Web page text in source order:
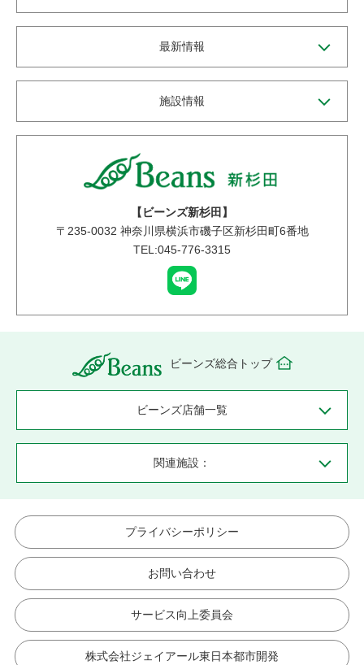
最新情報
施設情報
【ビーンズ新杉田】
〒 235-0032 神奈川県横浜市磯子区新杉田町6番地
TEL:045-776-3315
ビーンズ総合トップ
ビーンズ店舗一覧
関連施設：
プライバシーポリシー
お問い合わせ
サービス向上委員会
株式会社ジェイアール東日本都市開発